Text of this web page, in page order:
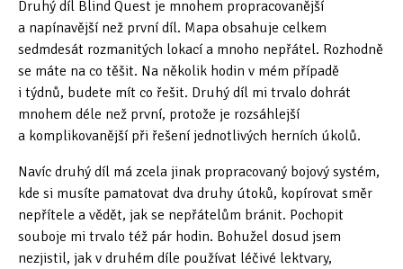
Druhý díl Blind Quest je mnohem propracovanější
a napínavější než první díl. Mapa obsahuje celkem
sedmdesát rozmanitých lokací a mnoho nepřátel. Rozhodně
se máte na co těšit. Na několik hodin v mém případě
i týdnů, budete mít co řešit. Druhý díl mi trvalo dohrát
mnohem déle než první, protože je rozsáhlejší
a komplikovanější při řešení jednotlivých herních úkolů.
Navíc druhý díl má zcela jinak propracovaný bojový systém,
kde si musíte pamatovat dva druhy útoků, kopírovat směr
nepřítele a vědět, jak se nepřátelům bránit. Pochopit
souboje mi trvalo též pár hodin. Bohužel dosud jsem
nezjistil, jak v druhém díle používat léčivé lektvary,